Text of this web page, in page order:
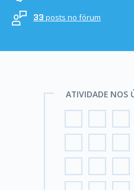
33 posts no fórum
ATIVIDADE NOS